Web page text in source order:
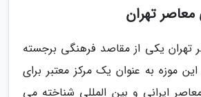
تهران یکی از مقاصد فرهنگی برجسته
موزه به عنوان یک مرکز معتبر برای
ایرانی و بین المللی شناخته می